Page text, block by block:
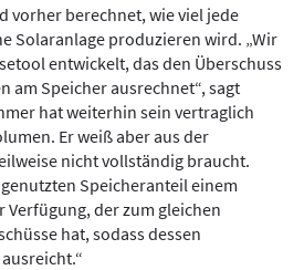
vorher berechnet, wie viel jede
Solaranlage produzieren wird. „Wir
entwickelt, das den Überschuss
am Speicher ausrechnet“, sagt
hat weiterhin sein vertraglich
Er weiß aber aus der
nicht vollständig braucht.
Speicheranteil einem
der zum gleichen
hat, sodass dessen